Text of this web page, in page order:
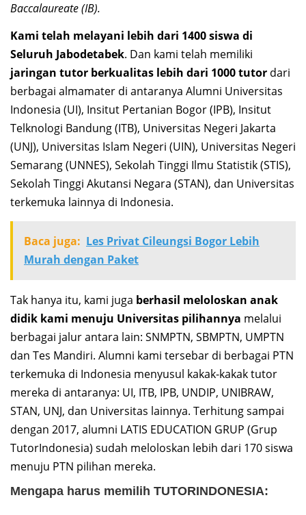
Baccalaureate (IB).
Kami telah melayani lebih dari 1400 siswa di
Seluruh Jabodetabek. Dan kami telah memiliki
jaringan tutor berkualitas lebih dari 1000 tutor dari
berbagai almamater di antaranya Alumni Universitas
Indonesia (UI), Insitut Pertanian Bogor (IPB), Insitut
Telknologi Bandung (ITB), Universitas Negeri Jakarta
(UNJ), Universitas Islam Negeri (UIN), Universitas Negeri
Semarang (UNNES), Sekolah Tinggi Ilmu Statistik (STIS),
Sekolah Tinggi Akutansi Negara (STAN), dan Universitas
terkemuka lainnya di Indonesia.
Baca juga: Les Privat Cileungsi Bogor Lebih
Murah dengan Paket
Tak hanya itu, kami juga berhasil meloloskan anak
didik kami menuju Universitas pilihannya melalui
berbagai jalur antara lain: SNMPTN, SBMPTN, UMPTN
dan Tes Mandiri. Alumni kami tersebar di berbagai PTN
terkemuka di Indonesia menyusul kakak-kakak tutor
mereka di antaranya: UI, ITB, IPB, UNDIP, UNIBRAW,
STAN, UNJ, dan Universitas lainnya. Terhitung sampai
dengan 2017, alumni LATIS EDUCATION GRUP (Grup
TutorIndonesia) sudah meloloskan lebih dari 170 siswa
menuju PTN pilihan mereka.
Mengapa harus memilih TUTORINDONESIA: